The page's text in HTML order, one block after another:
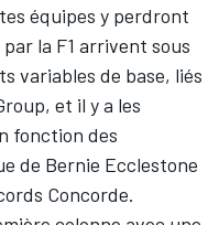
équipes y perdront
la F1 arrivent sous
variables de base, liés
et il y a les
fonction des
de Bernie Ecclestone
Concorde.